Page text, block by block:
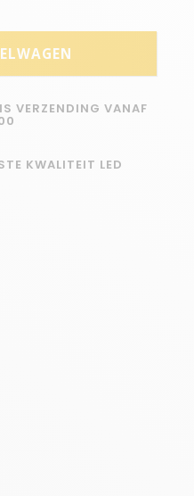
VERZENDING VANAF
KWALITEIT LED